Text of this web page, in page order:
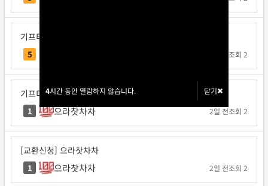
4시간 동안 열람하지 않습니다. 닫기
4시간 동안 열람하지 않습니다. 닫기
기프티콘 교환신청
5 조회 2
기프티콘 교환신청
1 으라찻차차 2일 전조회 2
[교환신청] 으라찻차차
1 으라찻차차 2일 전조회 2